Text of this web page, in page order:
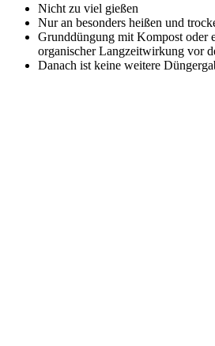
Nicht zu viel gießen
Nur an besonders heißen und
Grunddüngung mit Kompost oder
organischer Langzeitwirkung vor
Danach ist keine weitere